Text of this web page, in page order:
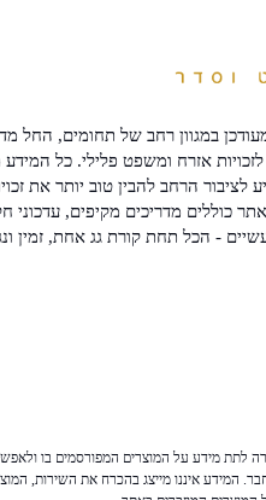
במגוון רחב של תחומים, החל
אזרח ומשפט פלילי. כל
הרחב להבין טוב יותר את
כוללים מדריכים מקיפים, עדכוני
- הכל תחת קורת גג אחת, זמין
לתת מידע על המוצרים המפורסמים בו
המידע איננו מייצג בהכרח את השירות,